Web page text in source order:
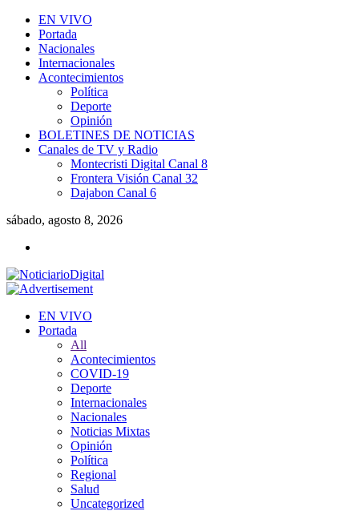
EN VIVO
Portada
Nacionales
Internacionales
Acontecimientos
Política
Deporte
Opinión
BOLETINES DE NOTICIAS
Canales de TV y Radio
Montecristi Digital Canal 8
Frontera Visión Canal 32
Dajabon Canal 6
sábado, agosto 8, 2026
EN VIVO
Portada
All
Acontecimientos
COVID-19
Deporte
Internacionales
Nacionales
Noticias Mixtas
Opinión
Política
Regional
Salud
Uncategorized